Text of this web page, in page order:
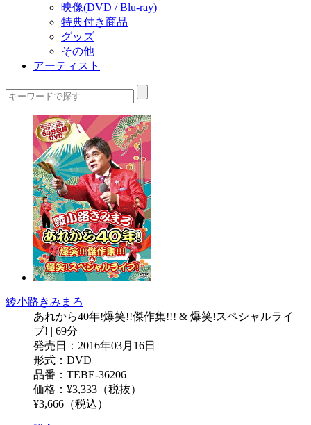
映像(DVD / Blu-ray)
特典付き商品
グッズ
その他
アーティスト
綾小路きみまろ
あれから40年!爆笑!!傑作集!!! & 爆笑!スペシャルライ
ブ! | 69分
発売日：2016年03月16日
形式：DVD
品番：TEBE-36206
価格：¥3,333（税抜）
¥3,666（税込）